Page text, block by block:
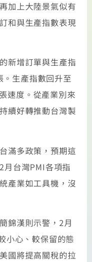
加上大陸景氣似有
和與生產指數表現
新增訂單與生產指
生產指數回升至
速度。從產業別來
續好轉推動台灣製
滿多政策，預期這
月台灣PMI各項指
產業如工具機，沒
錦漢則示警，2月
小心、較保留的態
國將提高關稅的拉